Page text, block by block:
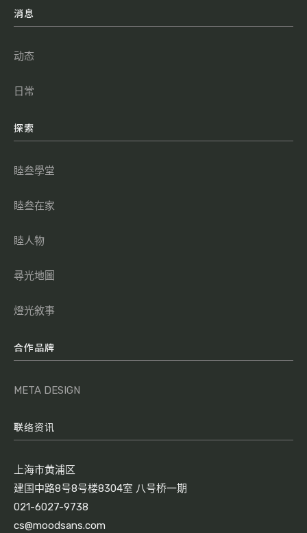
消息
动态
日常
探索
睦叁學堂
睦叁在家
睦人物
尋光地圖
燈光敘事
合作品牌
META DESIGN
联络资讯
上海市黄浦区
建国中路8号8号楼8304室 八号桥一期
021-6027-9738
cs@moodsans.com